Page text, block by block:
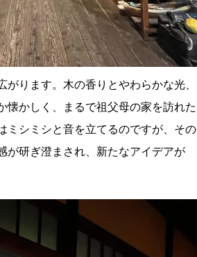
ります。木の香りとやわらかな光、
懐かしく、まるで祖父母の家を訪れた
ミシミシと音を立てるのですが、その
が研ぎ澄まされ、新たなアイデアが